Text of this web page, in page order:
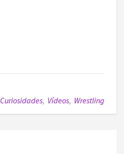
Curiosidades, Vídeos, Wrestling